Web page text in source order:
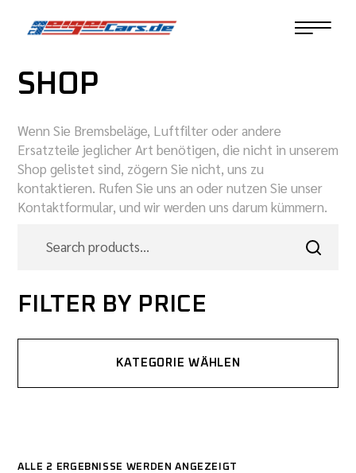
ALLE 2 ERGEBNISSE WERDEN ANGEZEIGT
SHOP
Wenn Sie Bremsbeläge, Luftfilter oder andere
Ersatzteile jeglicher Art benötigen, die nicht in unserem
Shop gelistet sind, zögern Sie nicht, uns zu
kontaktieren. Rufen Sie uns an oder nutzen Sie unser
Kontaktformular, und wir werden uns darum kümmern.
FILTER BY PRICE
KATEGORIE WÄHLEN